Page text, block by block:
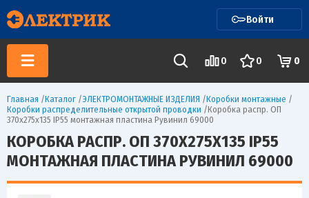
Войти
0 0 0
Главная /Каталог /ЭЛЕКТРОМОНТАЖНЫЕ ИЗДЕЛИЯ /Коробки монтажные /
Коробки распределительные открытой проводки /Коробка распр. ОП
370х275х135 IP55 монтажная пластина Рувинил 69000
КОРОБКА РАСПР. ОП 370Х275Х135 IP55
МОНТАЖНАЯ ПЛАСТИНА РУВИНИЛ 69000